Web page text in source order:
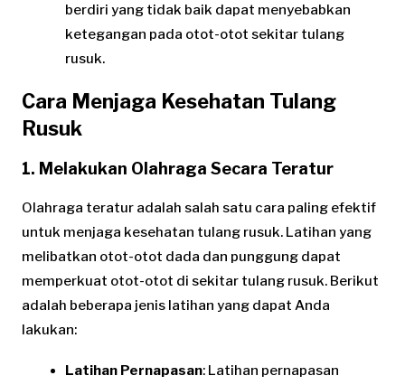
berdiri yang tidak baik dapat menyebabkan
ketegangan pada otot-otot sekitar tulang
rusuk.
Cara Menjaga Kesehatan Tulang
Rusuk
1. Melakukan Olahraga Secara Teratur
Olahraga teratur adalah salah satu cara paling efektif
untuk menjaga kesehatan tulang rusuk. Latihan yang
melibatkan otot-otot dada dan punggung dapat
memperkuat otot-otot di sekitar tulang rusuk. Berikut
adalah beberapa jenis latihan yang dapat Anda
lakukan:
Latihan Pernapasan: Latihan pernapasan